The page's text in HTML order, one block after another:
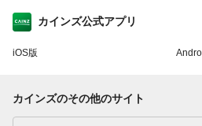
カインズ公式アプリ
iOS版
カインズのその他のサイト